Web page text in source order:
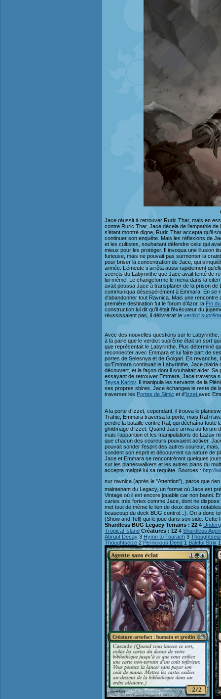
Jace réussit à retrouver Ruric Thar, mais en
contre Ruric Thar, Jace décela de l’empathie
s’étant montré digne, Ruric Thar accepta qu’il
continuer son enquête. Mais les réflexions de
et les cultistes, souhaitant défendre celui qui
mieux pour les protéger. Il invoqua une illusion
furieuse, mais ne pouvait pas surmonter la
pour briser la concentration de Jace, qui
armée. L’émeute s’arrêta aussi rapidement
secrets du Labyrinthe que Jace avait tenté de
lui-même. Le changeforme le mena dans la
avait poussa Jace à transplaner de la prison de
communiqua désespérément à Emmara. En se
d'abandonner tout Ravnica. Mais une
première destination fut le forum d’Azor, la Fin
construction lui dit qu’il était l’éxécuteur du
réussissaient pas, il délivrerait le verdict
Avec des nouvelles questions sur le
à la paire que le verdict suprême était un sort
que représentait le Labyrinthe. Plus déterminé
reconnecter avec Emmara et lui faire part de
portes de Selesnya et de Golgari. En revanche,
qu’Emmara continuait le Labyrinthe, Jace
découvert, et la façon dont il souhaitait aider.
essayant de retrouver Emmara, Jace traversa
Teysa Karlov. Il manipula les servants de la
ses propres sbires. Jace échangea le reste de
traverser les Portes de Simic et d’Izzet avec
A la porte d’Izzet, cependant, il trouva le
Trahie, Emmara traversa la porte, mais Ral
perdre la bataille contre Ral, qui déchaîna toute
ghildmage d’Izzet. Quand Jace arriva au forum
mais l’apparition et les manipulations de Lazav
que chacun des coureurs pouvaient activer.
pouvait sonder l’esprit des autres coureur,
sondent son esprit et découvrent sa nature de
Jace et Emmara se rencontrèrent quelques
sur les planeswalkers et les autres plans du
accepta malgré lui sa requête. Sources : http://
sur ravnica (après le "Attention"), parce que
maintenant du Legacy, un format où Jace est
Vintage où il est encore jouable car non banni.
cartes très fortes comme Jace, dont ne
met tout de même le lien de deux decks
beaucoup du deck BUG control...). On a donc
(Show and Tell) qui le joue dans son side.
Shardless BUG Legacy Terrains : 22 4
Tropical Island Créatures : 12 4 Shardless
Abrupt Decay 3 Hymn to Tourach 3
Thoughtseize 2 Pernicious Deed 1 Baleful Strix